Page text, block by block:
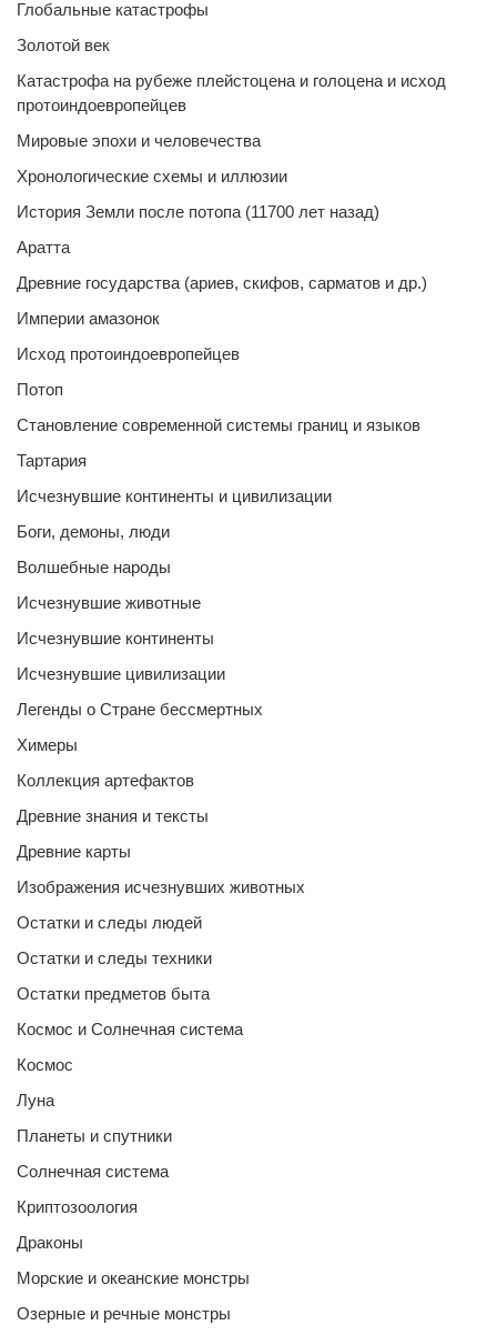
Глобальные катастрофы
Золотой век
Катастрофа на рубеже плейстоцена и голоцена и исход
протоиндоевропейцев
Мировые эпохи и человечества
Хронологические схемы и иллюзии
История Земли после потопа (11700 лет назад)
Аратта
Древние государства (ариев, скифов, сарматов и др.)
Империи амазонок
Исход протоиндоевропейцев
Потоп
Становление современной системы границ и языков
Тартария
Исчезнувшие континенты и цивилизации
Боги, демоны, люди
Волшебные народы
Исчезнувшие животные
Исчезнувшие континенты
Исчезнувшие цивилизации
Легенды о Стране бессмертных
Химеры
Коллекция артефактов
Древние знания и тексты
Древние карты
Изображения исчезнувших животных
Остатки и следы людей
Остатки и следы техники
Остатки предметов быта
Космос и Солнечная система
Космос
Луна
Планеты и спутники
Солнечная система
Криптозоология
Драконы
Морские и океанские монстры
Озерные и речные монстры